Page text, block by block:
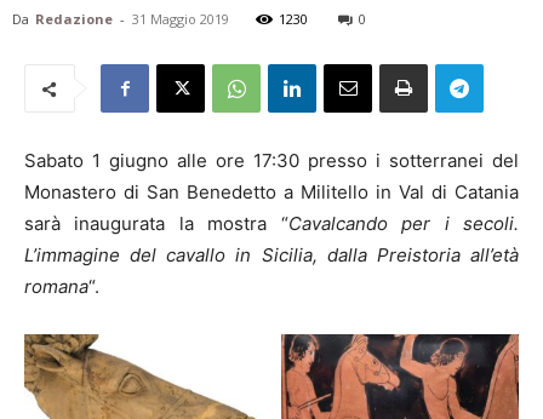
Da Redazione - 31 Maggio 2019 1230 0
Sabato 1 giugno alle ore 17:30 presso i sotterranei del
Monastero di San Benedetto a Militello in Val di Catania
sarà inaugurata la mostra “Cavalcando per i secoli.
L’immagine del cavallo in Sicilia, dalla Preistoria all’età
romana“.